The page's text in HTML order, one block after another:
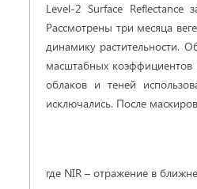
Level-2 Surface
Рассмотрены три месяца
динамику растительности.
масштабных
облаков и теней
исключались. После
где NIR – отражение в